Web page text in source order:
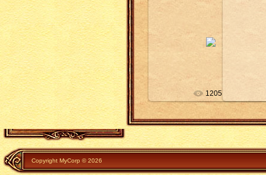
офицерская канцелярия
1205
Copyright MyCorp © 2026